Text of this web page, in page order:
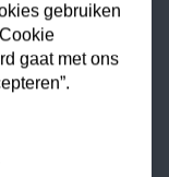
gebruiken
gaat met ons